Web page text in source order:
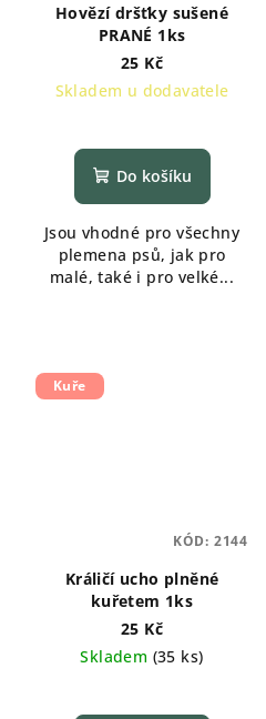
Hovězí dršťky sušené
PRANÉ 1ks
25 Kč
Skladem u dodavatele
Do košíku
Jsou vhodné pro všechny
plemena psů, jak pro
malé, také i pro velké...
Kuře
Králičí ucho plněné
kuřetem 1ks
25 Kč
Skladem (35 ks)
KÓD: 2144